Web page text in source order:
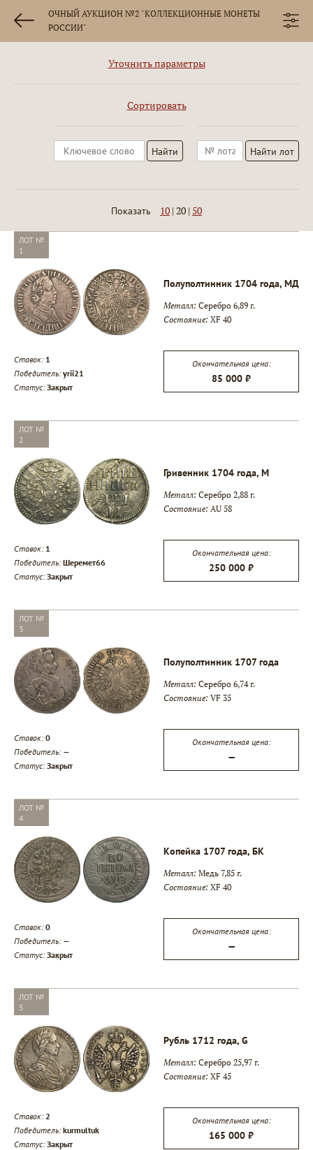
ОЧНЫЙ АУКЦИОН №2 "КОЛЛЕКЦИОННЫЕ МОНЕТЫ
РОССИИ"
Уточнить параметры
Сортировать
Показать 10 | 20 | 50
ЛОТ №
1
Полуполтинник 1704 года, МД
Металл: Серебро 6,89 г.
Состояние: XF 40
Ставок: 1
Победитель: yrii21
Статус:Закрыт
Окончательная цена:
85 000 ₽
ЛОТ №
2
Гривенник 1704 года, М
Металл: Серебро 2,88 г.
Состояние: AU 58
Ставок: 1
Победитель: Шеремет66
Статус:Закрыт
Окончательная цена:
250 000 ₽
ЛОТ №
3
Полуполтинник 1707 года
Металл: Серебро 6,74 г.
Состояние: VF 35
Ставок:0
Победитель: —
Статус:Закрыт
Окончательная цена:
—
ЛОТ №
4
Копейка 1707 года, БК
Металл: Медь 7,85 г.
Состояние: XF 40
Ставок:0
Победитель: —
Статус:Закрыт
Окончательная цена:
—
ЛОТ №
5
Рубль 1712 года, G
Металл: Серебро 25,97 г.
Состояние: XF 45
Ставок:2
Победитель: kurmultuk
Статус:Закрыт
Окончательная цена:
165 000 ₽